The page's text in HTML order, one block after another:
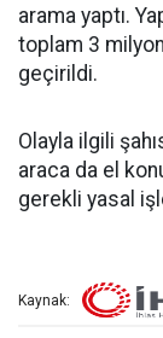
arama yaptı.
toplam 3
geçirildi.
Olayla ilgili
araca da el
gerekli yasal
Kaynak: